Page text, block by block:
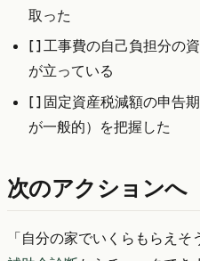
取った
[ ] 工事費の自己負担分の
が立っている
[ ] 固定資産税減額の申告
が一般的）を把握した
次のアクションへ
「自分の家でいくらもらえ